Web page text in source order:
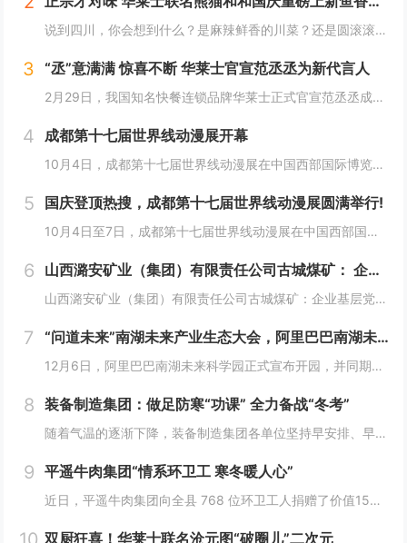
说到四川，你会想到什么？是麻辣鲜香的川菜？还是圆滚滚可爱的国宝“胖达”？华莱士寻味中国系列终于来到了川蜀之地，与央视动漫熊猫和和联名，9月20日重磅上新华莱士川蜀鱼香肉丝风味鸡腿堡，从舌尖出发，探寻川蜀美食的“灵魂”。中国华莱士一直秉承着传...
3 “丞”意满满 惊喜不断 华莱士官宣范丞丞为新代言人
2月29日，我国知名快餐连锁品牌华莱士正式官宣范丞丞成为中国华莱士的品牌代言人。配合官宣，华莱士携手范丞丞发布了全新的品牌TVC，还为范丞丞的粉丝们量身定制了“丞意满满”的惊喜，与范丞丞共同开启创意十足的“春日之旅”。“丞”至金开，共掀美食...
4 成都第十七届世界线动漫展开幕
10月4日，成都第十七届世界线动漫展在中国西部国际博览城开幕。本届展会以“逐浪追风，记秋航行”为主题，涵盖品牌展商互动、主题游戏体验、沉浸主题摄影、声优大赛、电竞比赛、嘉宾签售、主题巡游和IP周边销售等核心内容。展会服务继续升级！成都第十七...
5 国庆登顶热搜，成都第十七届世界线动漫展圆满举行!
10月4日至7日，成都第十七届世界线动漫展在中国西部国际博览城成功举行。世界线动漫展是成都本土市场孕育的动漫展会，凭借独特的游戏体验和品牌展商互动内容，在年轻二次元人群好评如潮，成为了西部地区受众人数最多、规模最大的动漫展会。成都第十七届世...
6 山西潞安矿业（集团）有限责任公司古城煤矿： 企业基层党组织如何围绕中心工作发挥宣传赋能作用
山西潞安矿业（集团）有限责任公司古城煤矿：企业基层党组织如何围绕中心工作发挥宣传赋能作用 习近平总书记指出，做好新形势下宣传思想工作，必须自觉承担起举旗帜、聚民心、育新人、兴文化、展形象的使命任务，这为国企做好宣传思想工作提供了根...
7 “问道未来”南湖未来产业生态大会，阿里巴巴南湖未来科学园正式宣布开园
12月6日，阿里巴巴南湖未来科学园正式宣布开园，并同期举办了“问道未来——南湖未来产业生态大会”。此次活动中，由阿里巴巴达摩院主导的湖畔实验室、中国科学院院士叶志镇团队、西湖大学裴端卿教授实验室等共计106家科技创新企业及实验室正式入驻并举...
8 装备制造集团：做足防寒“功课” 全力备战“冬考”
随着气温的逐渐下降，装备制造集团各单位坚持早安排、早准备、早落实，超前部署、多措并举做好防冻保暖工作，全力保障冬季生产安全稳定运行。“报告值班长，井口热风机组经过全面检修维护，昨天进行了试运转，一切正常。”寺河煤矿二号井机电运行工区班前会上...
9 平遥牛肉集团“情系环卫工 寒冬暖人心”
近日，平遥牛肉集团向全县 768 位环卫工人捐赠了价值15万余元的保暖衣和保温杯。这一善举主要源于对环卫工人辛勤付出的由衷敬意。他们每日穿梭在平遥的大街小巷，无畏寒暑，为城市的整洁默默奉献，这种精神深深触动了平遥牛肉集团...
双厨狂喜！华莱士联名沧元图“破圈儿”二次元